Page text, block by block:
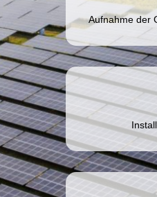
Aufnahme der